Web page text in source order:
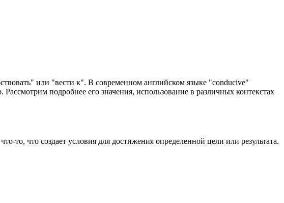
или "вести к". В современном английском языке "conducive"
подробнее его значения, использование в различных контекстах
то, что создает условия для достижения определенной цели или результата.